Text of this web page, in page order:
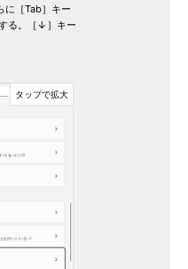
に［Tab］キー
る。［↓］キー